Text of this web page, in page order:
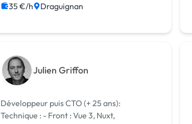
35 €/h Draguignan
Julien Griffon
Développeur puis CTO (+ 25 ans):
Technique : - Front : Vue 3, Nuxt,